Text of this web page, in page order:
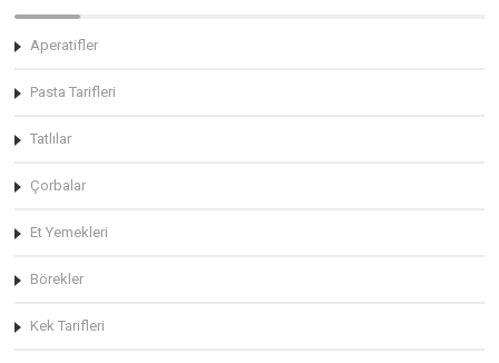
Aperatifler
Pasta Tarifleri
Tatlılar
Çorbalar
Et Yemekleri
Börekler
Kek Tarifleri